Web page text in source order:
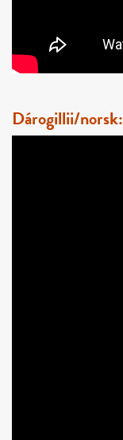
Dárogillii/norsk: